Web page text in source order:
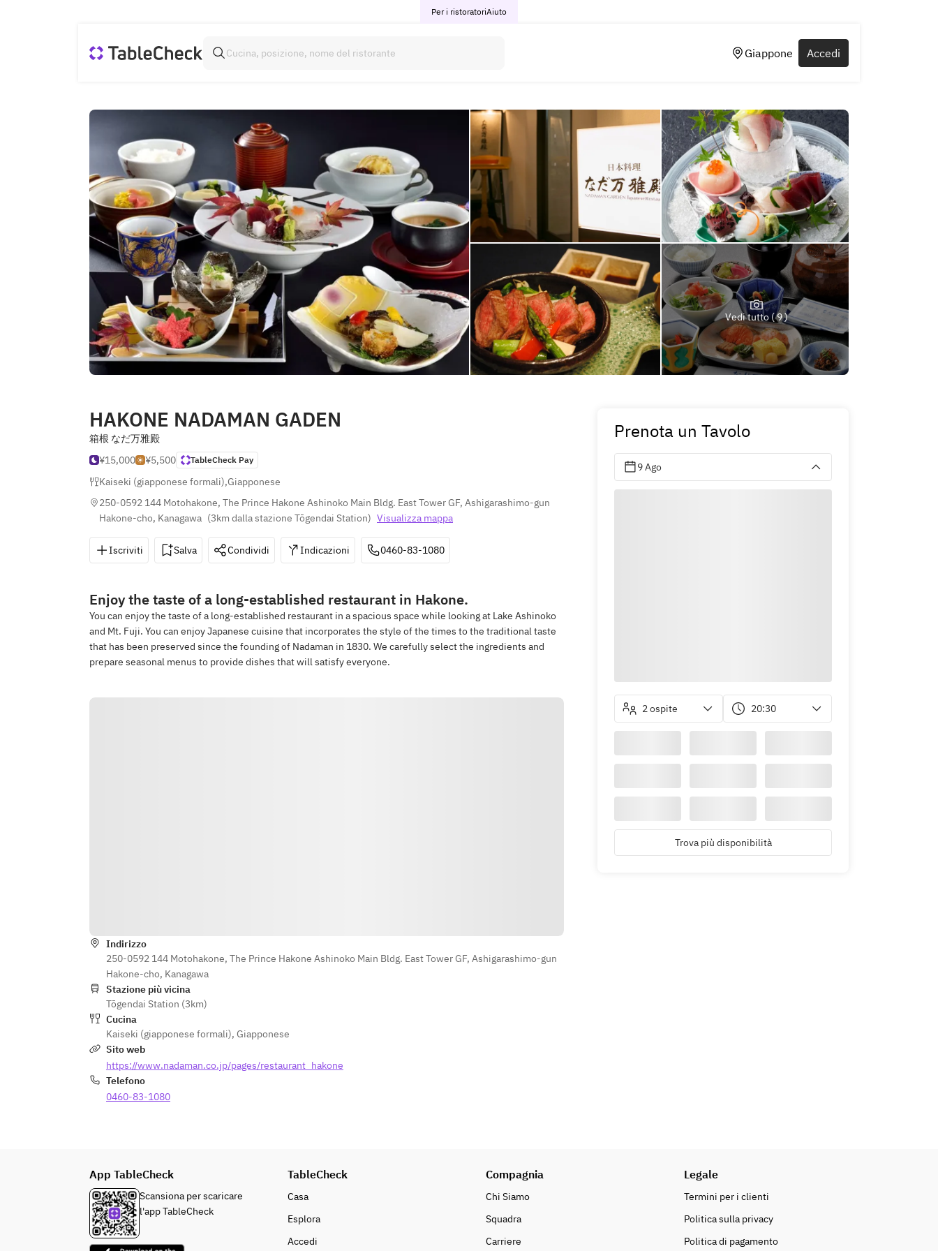
Per i ristoratoriAiuto
Giappone Accedi
Vedi tutto ( 9 )
HAKONE NADAMAN GADEN
箱根 なだ万雅殿
¥15,000
¥5,500 TableCheck Pay
Kaiseki (giapponese formali),Giapponese
250-0592 144 Motohakone, The Prince Hakone Ashinoko Main Bldg. East Tower GF, Ashigarashimo-gun
Hakone-cho, Kanagawa (3km dalla stazione Tōgendai Station) Visualizza mappa
Iscriviti Salva Condividi Indicazioni 0460-83-1080
Enjoy the taste of a long-established restaurant in Hakone.
You can enjoy the taste of a long-established restaurant in a spacious space while looking at Lake Ashinoko
and Mt. Fuji. You can enjoy Japanese cuisine that incorporates the style of the times to the traditional taste
that has been preserved since the founding of Nadaman in 1830. We carefully select the ingredients and
prepare seasonal menus to provide dishes that will satisfy everyone.
Indirizzo
250-0592 144 Motohakone, The Prince Hakone Ashinoko Main Bldg. East Tower GF, Ashigarashimo-gun
Hakone-cho, Kanagawa
Stazione più vicina
Tōgendai Station (3km)
Cucina
Kaiseki (giapponese formali), Giapponese
Sito web
https://www.nadaman.co.jp/pages/restaurant_hakone
Telefono
0460-83-1080
Prenota un Tavolo
9 Ago
2 ospite 20:30
Trova più disponibilità
App TableCheck
Scansiona per scaricare
l'app TableCheck
TableCheck
Casa
Esplora
Accedi
Compagnia
Chi Siamo
Squadra
Carriere
Legale
Termini per i clienti
Politica sulla privacy
Politica di pagamento